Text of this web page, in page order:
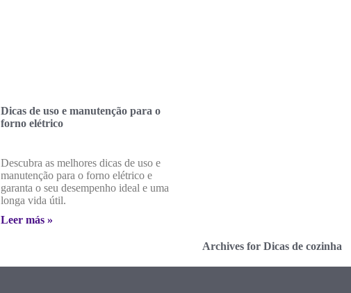
Dicas de uso e manutenção para o
forno elétrico
Descubra as melhores dicas de uso e
manutenção para o forno elétrico e
garanta o seu desempenho ideal e uma
longa vida útil.
Leer más »
Archives for Dicas de cozinha